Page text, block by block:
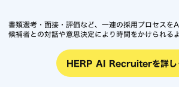
書類選考・面接・評価など、一連の採用プロセスを
候補者との対話や意思決定により時間をかけられる
HERP AI Recruiterを詳し